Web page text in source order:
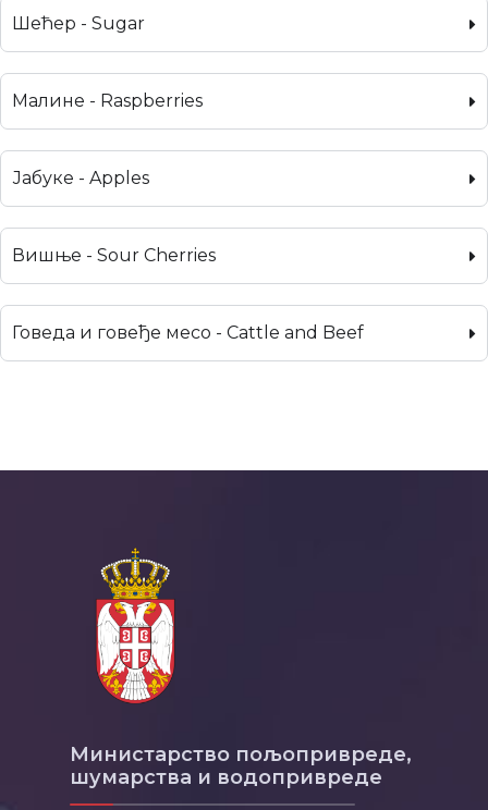
Шећер - Sugar
Малине - Raspberries
Јабуке - Apples
Вишње - Sour Cherries
Говеда и говеђе месо - Cattle and Beef
Министарство пољопривреде,
шумарства и водопривреде